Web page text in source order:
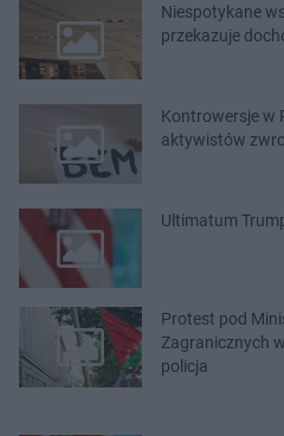
Niespotykane
przekazuje
Kontrowersje w
aktywistów
Ultimatum
Protest pod
Zagranicznych
policja